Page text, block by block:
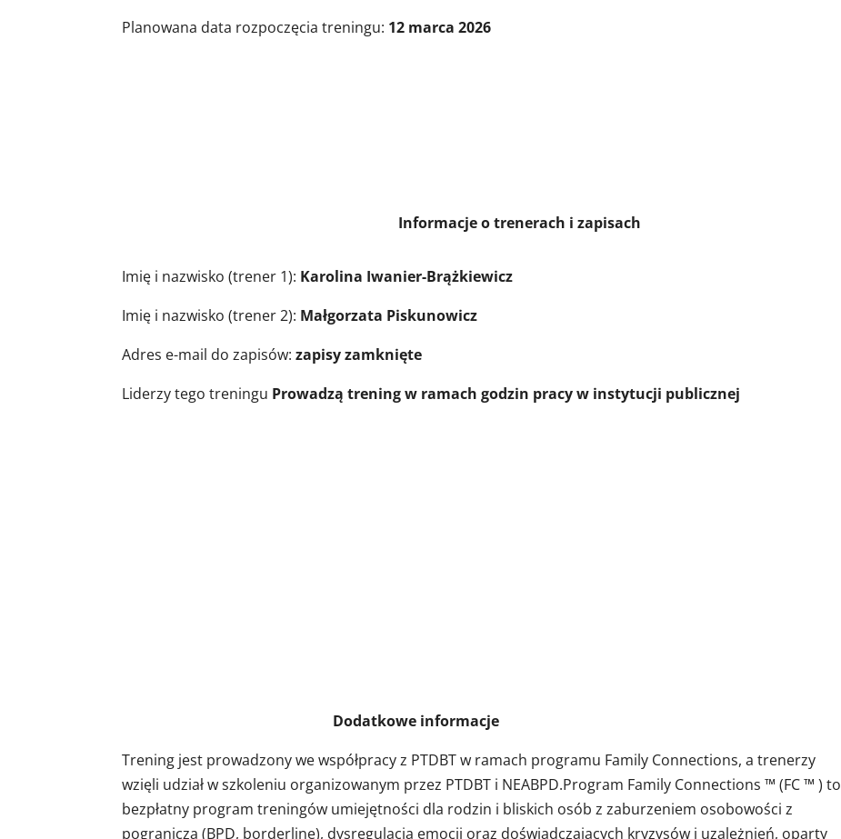
Planowana data rozpoczęcia treningu: 12 marca 2026
Informacje o trenerach i zapisach
Imię i nazwisko (trener 1): Karolina Iwanier-Brążkiewicz
Imię i nazwisko (trener 2): Małgorzata Piskunowicz
Adres e-mail do zapisów: zapisy zamknięte
Liderzy tego treningu Prowadzą trening w ramach godzin pracy w instytucji publicznej
Dodatkowe informacje
Trening jest prowadzony we współpracy z PTDBT w ramach programu Family Connections, a trenerzy
wzięli udział w szkoleniu organizowanym przez PTDBT i NEABPD.Program Family Connections ™ (FC ™ ) to
bezpłatny program treningów umiejętności dla rodzin i bliskich osób z zaburzeniem osobowości z
pogranicza (BPD, borderline), dysregulacją emocji oraz doświadczających kryzysów i uzależnień, oparty